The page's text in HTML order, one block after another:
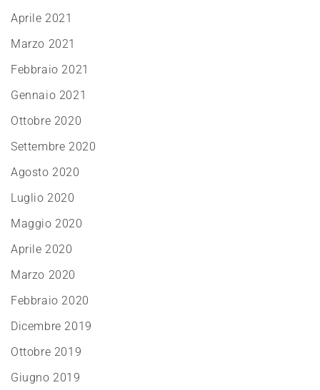
Aprile 2021
Marzo 2021
Febbraio 2021
Gennaio 2021
Ottobre 2020
Settembre 2020
Agosto 2020
Luglio 2020
Maggio 2020
Aprile 2020
Marzo 2020
Febbraio 2020
Dicembre 2019
Ottobre 2019
Giugno 2019